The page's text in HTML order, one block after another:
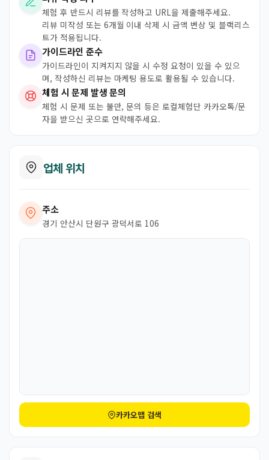
체험 후 반드시 리뷰를 작성하고 URL을 제출해주세요.
리뷰 미작성 또는 6개월 이내 삭제 시 금액 변상 및 블랙리스
트가 적용됩니다.
가이드라인 준수
가이드라인이 지켜지지 않을 시 수정 요청이 있을 수 있으
며, 작성하신 리뷰는 마케팅 용도로 활용될 수 있습니다.
체험 시 문제 발생 문의
체험 시 문제 또는 불만, 문의 등은 로컬체험단 카카오톡/문
자을 받으신 곳으로 연락해주세요.
업체 위치
주소
경기 안산시 단원구 광덕서로 106
카카오맵 검색